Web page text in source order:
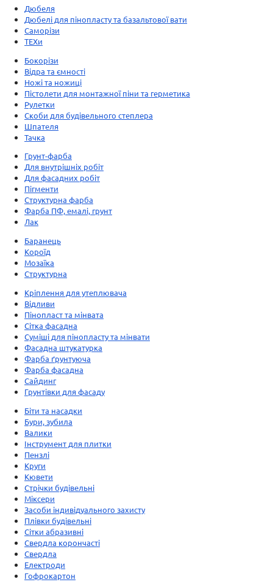
Дюбеля
Дюбелі для пінопласту та базальтової вати
Саморізи
ТЕХи
Бокорізи
Відра та ємності
Ножі та ножиці
Пістолети для монтажної піни та герметика
Рулетки
Скоби для будівельного степлера
Шпателя
Тачка
Грунт-фарба
Для внутрішніх робіт
Для фасадних робіт
Пігменти
Структурна фарба
Фарба ПФ, емалі, грунт
Лак
Баранець
Короїд
Мозаїка
Структурна
Кріплення для утеплювача
Відливи
Пінопласт та мінвата
Сітка фасадна
Суміші для пінопласту та мінвати
Фасадна штукатурка
Фарба ґрунтуюча
Фарба фасадна
Сайдинг
Грунтівки для фасаду
Біти та насадки
Бури, зубила
Валики
Інструмент для плитки
Пензлі
Круги
Кювети
Стрічки будівельні
Міксери
Засоби індивідуального захисту
Плівки будівельні
Сітки абразивні
Свердла корончасті
Свердла
Електроди
Гофрокартон